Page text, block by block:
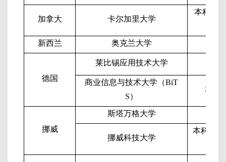
加拿大 卡尔加里大学
本科生
新西兰 奥克兰大学
德国
莱比锡应用技术大学
商业信息与技术大学（BiT
S）
本科
挪威
斯塔万格大学
挪威科技大学
本科生